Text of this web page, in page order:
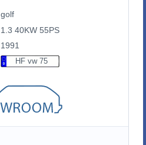
golf
1.3 40KW 55PS
1991
HF vw 75